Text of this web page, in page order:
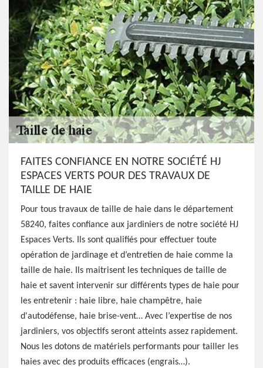
FAITES CONFIANCE EN NOTRE SOCIÉTÉ HJ
ESPACES VERTS POUR DES TRAVAUX DE
TAILLE DE HAIE
Pour tous travaux de taille de haie dans le département
58240, faites confiance aux jardiniers de notre société HJ
Espaces Verts. Ils sont qualifiés pour effectuer toute
opération de jardinage et d’entretien de haie comme la
taille de haie. Ils maitrisent les techniques de taille de
haie et savent intervenir sur différents types de haie pour
les entretenir : haie libre, haie champêtre, haie
d'autodéfense, haie brise-vent… Avec l’expertise de nos
jardiniers, vos objectifs seront atteints assez rapidement.
Nous les dotons de matériels performants pour tailler les
haies avec des produits efficaces (engrais…).